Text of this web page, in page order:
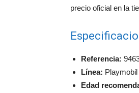
precio oficial en la
Referencia:
Línea:
Edad